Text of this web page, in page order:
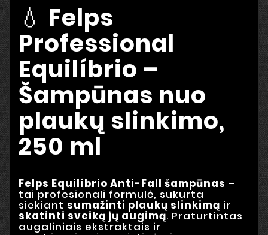
💧 Felps
Professional
Equilíbrio –
Šampūnas nuo
plaukų slinkimo,
250 ml
Felps Equilíbrio Anti-Fall šampūnas –
tai profesionali formulė, sukurta
siekiant sumažinti plaukų slinkimą ir
skatinti sveiką jų augimą. Praturtintas
augaliniais ekstraktais ir